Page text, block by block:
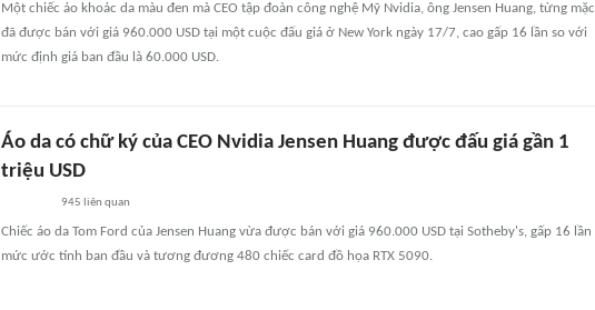
Một chiếc áo khoác da màu đen mà CEO tập đoàn công nghệ Mỹ Nvidia, ông Jensen Huang, từng mặc
đã được bán với giá 960.000 USD tại một cuộc đấu giá ở New York ngày 17/7, cao gấp 16 lần so với
mức định giá ban đầu là 60.000 USD.
Áo da có chữ ký của CEO Nvidia Jensen Huang được đấu giá gần 1
triệu USD
945 liên quan
Chiếc áo da Tom Ford của Jensen Huang vừa được bán với giá 960.000 USD tại Sotheby's, gấp 16 lần
mức ước tính ban đầu và tương đương 480 chiếc card đồ họa RTX 5090.